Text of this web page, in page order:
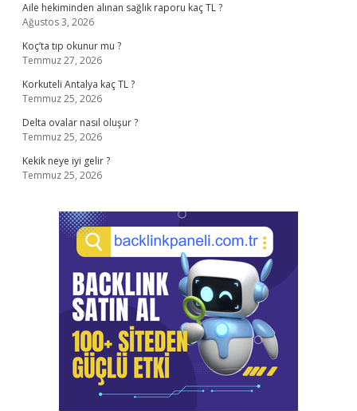
Aile hekiminden alınan sağlık raporu kaç TL ?
Ağustos 3, 2026
Koç’ta tıp okunur mu ?
Temmuz 27, 2026
Korkuteli Antalya kaç TL ?
Temmuz 25, 2026
Delta ovalar nasıl oluşur ?
Temmuz 25, 2026
Kekik neye iyi gelir ?
Temmuz 25, 2026